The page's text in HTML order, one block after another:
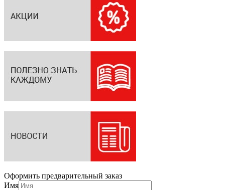
Оформить предварительный заказ
Имя